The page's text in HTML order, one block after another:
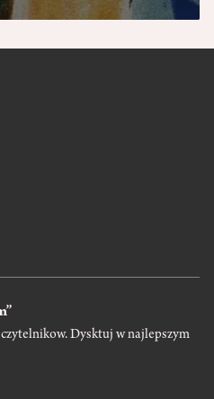
czytelnikow. Dysktuj w najlepszym